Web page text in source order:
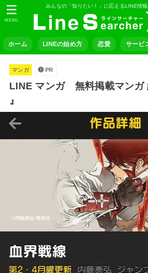
みんなの「知りたい！」に応えるLINE情
ホーム LINEの始め方 恋愛 サービ
MENU
マンガ PR
LINE マンガ 無料掲載マンガ
』